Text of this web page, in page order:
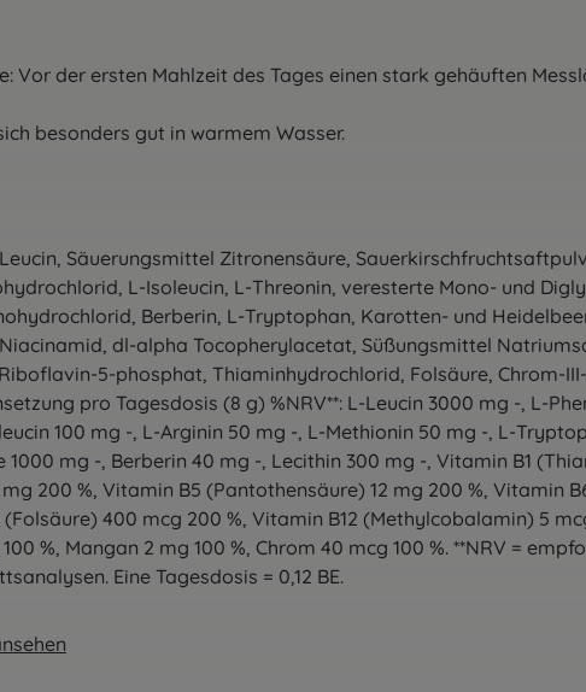
Vor der ersten Mahlzeit des Tages einen stark gehäuften
besonders gut in warmem Wasser.
Säuerungsmittel Zitronensäure,
L-Isoleucin, L-Threonin, veresterte Mono- und
Berberin, L-Tryptophan, Karotten- und
dl-alpha Tocopherylacetat, Süßungsmittel
5-phosphat, Thiaminhydrochlorid, Folsäure, Chrom-
pro Tagesdosis (8 g) %NRV**: L-Leucin 3000 mg -, L-
100 mg -, L-Arginin 50 mg -, L-Methionin 50 mg -, L-
1000 mg -, Berberin 40 mg -, Lecithin 300 mg -, Vitamin B1
200 %, Vitamin B5 (Pantothensäure) 12 mg 200 %, Vitamin
400 mcg 200 %, Vitamin B12 (Methylcobalamin) 5
%, Mangan 2 mg 100 %, Chrom 40 mcg 100 %. **NRV =
Eine Tagesdosis = 0,12 BE.